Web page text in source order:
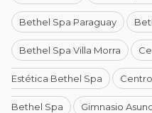
Bethel Spa Paraguay
Bethel Spa Villa Morra
Estética Bethel Spa
Bethel Spa Gimnasio